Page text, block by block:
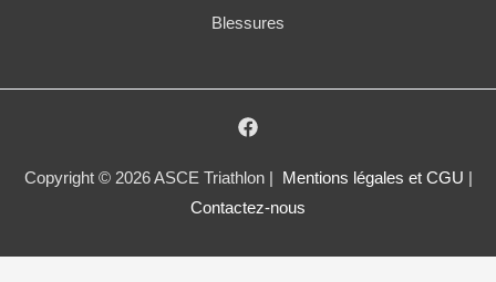
Blessures
Copyright © 2026 ASCE Triathlon | Mentions légales et CGU
Contactez-nous